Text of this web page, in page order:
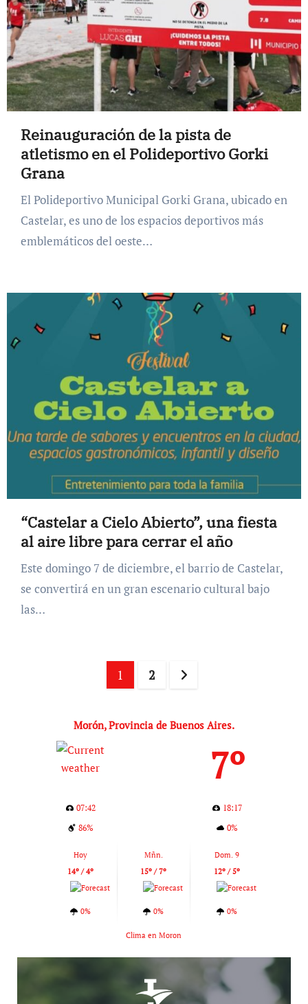
Reinauguración de la pista de
atletismo en el Polideportivo Gorki
Grana
El Polideportivo Municipal Gorki Grana, ubicado en
Castelar, es uno de los espacios deportivos más
emblemáticos del oeste…
“Castelar a Cielo Abierto”, una fiesta
al aire libre para cerrar el año
Este domingo 7 de diciembre, el barrio de Castelar,
se convertirá en un gran escenario cultural bajo
las…
Paginación
entradas
1 2
Morón, Provincia de Buenos Aires.
7º
07:42
18:17
86%
0%
Hoy
14º / 4º
0%
Mñn.
15º / 7º
0%
Dom. 9
12º / 5º
0%
Clima en Moron